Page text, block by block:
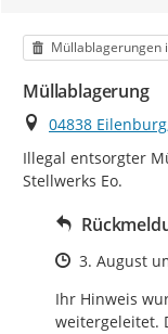
Kategorie
Müllablagerungen
Müllablagerung
Ort
04838
Illegal entsorgter
Stellwerks Eo.
Zeitpunkt
3. August
Ihr Hinweis
weitergeleitet.